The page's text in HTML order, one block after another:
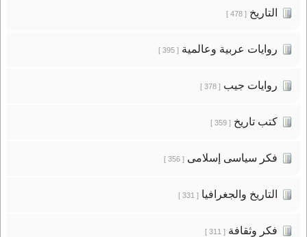
التاريخ[ 478 ]
روايات عربية وعالمية[ 395 ]
روايات جيب[ 378 ]
كتب تاريخ[ 359 ]
فكر سياسى إسلامى[ 356 ]
التاريخ والجغرافيا[ 331 ]
فكر وثقافة[ 311 ]